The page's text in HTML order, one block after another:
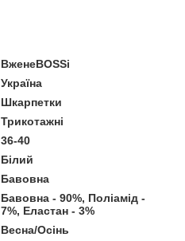
ВженеBOSSі
Україна
Шкарпетки
Трикотажні
36-40
Білий
Бавовна
Бавовна - 90%, Поліамід -
7%, Еластан - 3%
Весна/Осінь